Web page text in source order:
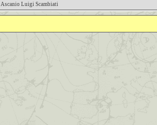
Ascanio Luigi Scambiati